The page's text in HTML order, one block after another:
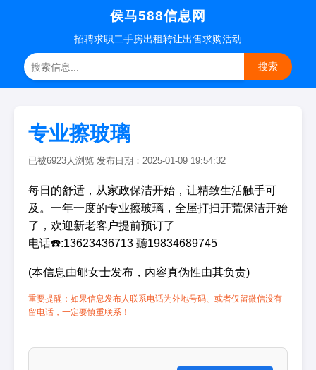
侯马588信息网
招聘求职二手房出租转让出售求购活动
搜索
专业擦玻璃
已被6923人浏览 发布日期：2025-01-09 19:54:32
每日的舒适，从家政保洁开始，让精致生活触手可
及‌。一年一度的专业擦玻璃，全屋打扫开荒保洁开始
了，欢迎新老客户提前预订了
电话☎️:13623436713 聽19834689745
(本信息由郇女士发布，内容真伪性由其负责)
重要提醒：如果信息发布人联系电话为外地号码、或者仅留微信没有
留电话，一定要慎重联系！